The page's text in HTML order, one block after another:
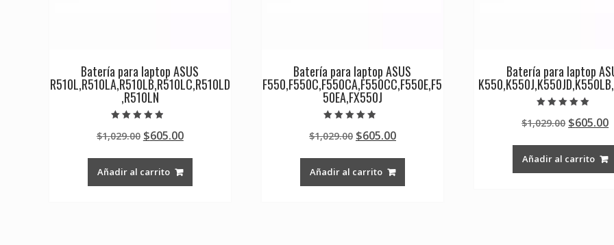
Batería para laptop ASUS
R510L,R510LA,R510LB,R510LC,R510LD
,R510LN
4.50
de 5
$1,029.00 Original
was:
$1,029.00.
$605.00Current
$605.00.
Añadir al carrito
Batería para laptop ASUS
F550,F550C,F550CA,F550CC,F550E,F5
50EA,FX550J
4.50
de 5
$1,029.00 Original
was:
$1,029.00.
$605.00Current
$605.00.
Añadir al carrito
Batería para laptop
5.00
de 5
$1,029.00 Original
was:
$1,029.00.
$605.00
Añadir al carrito